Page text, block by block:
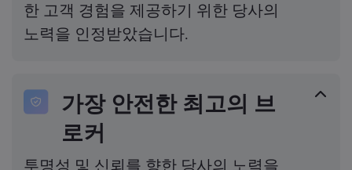
한 고객 경험을 제공하기 위한 당사의
노력을 인정받았습니다.
가장 안전한 최고의 브
로커
투명성 및 신뢰를 향한 당사의 노력을